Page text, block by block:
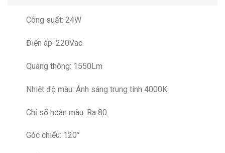
Công suất: 24W
Điện áp: 220Vac
Quang thông: 1550Lm
Nhiệt độ màu: Ánh sáng trung tính 4000K
Chỉ số hoàn màu: Ra 80
Góc chiếu: 120°